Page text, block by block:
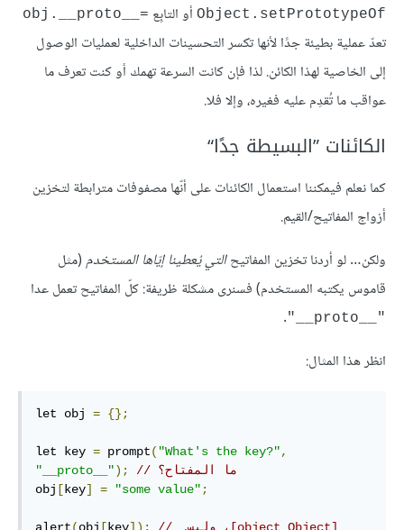
Object.setPrototypeOf أو التابِع obj.__proto__=‎
تعدّ عملية بطيئة جدًا لأنها تكسر التحسينات الداخلية لعمليات الوصول
إلى الخاصية لهذا الكائن. لذا فإن كانت السرعة تهمك أو كنت تعرف ما
عواقب ما تُقدِم عليه فغيره، وإلا فلا.
الكائنات ”البسيطة جدًا“
كما نعلم فيمكننا استعمال الكائنات على أنّها مصفوفات مترابطة لتخزين
أزواج المفاتيح/القيم.
ولكن… لو أردنا تخزين المفاتيحالتي يُعطينا إيّاها المستخدم(مثل
قاموس يكتبه المستخدم) فسنرى مشكلة ظريفة: كلّ المفاتيح تعمل عدا
"__proto__"
.
انظر هذا المثال:
let obj = {};
let key = prompt( "What's the key?",
"__proto__");
// ما المفتاح؟
obj [key] = "some value";